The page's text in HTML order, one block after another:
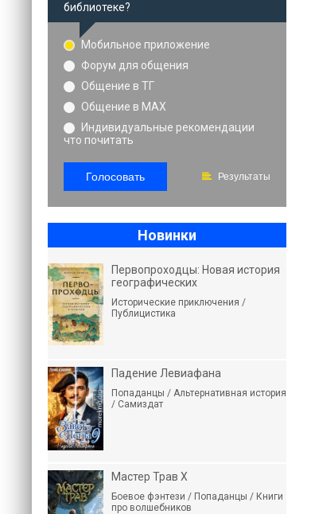
библиотеке?
Мобильное приложение
Форум для общения
Общение в ТГ
Общение в MAX
Индивидуальные рекомендации
что почитать
Голосовать Результаты
Новинки
Первопроходцы: Новая история
географических
Исторические приключения /
Публицистика
Падение Левиафана
Попаданцы / Альтернативная история
/ Самиздат
Мастер Трав X
Боевое фэнтези / Попаданцы / Книги
про волшебников